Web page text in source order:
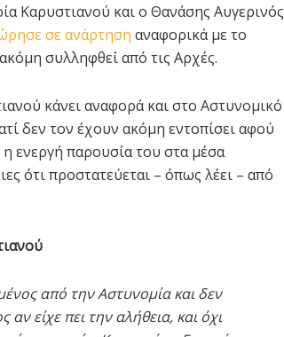
Καρυστιανού και ο Θανάσης Αυγερινός
σε ανάρτηση αναφορικά με το
συλληφθεί από τις Αρχές.
κάνει αναφορά και στο Αστυνομικό
δεν τον έχουν ακόμη εντοπίσει αφού
ενεργή παρουσία του στα μέσα
ότι προστατεύεται – όπως λέει – από
από την Αστυνομία και δεν
είχε πει την αλήθεια, και όχι